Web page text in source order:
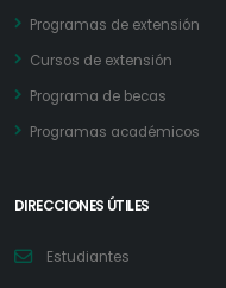
Programas de extensión
Cursos de extensión
Programa de becas
Programas académicos
DIRECCIONES ÚTILES
Estudiantes